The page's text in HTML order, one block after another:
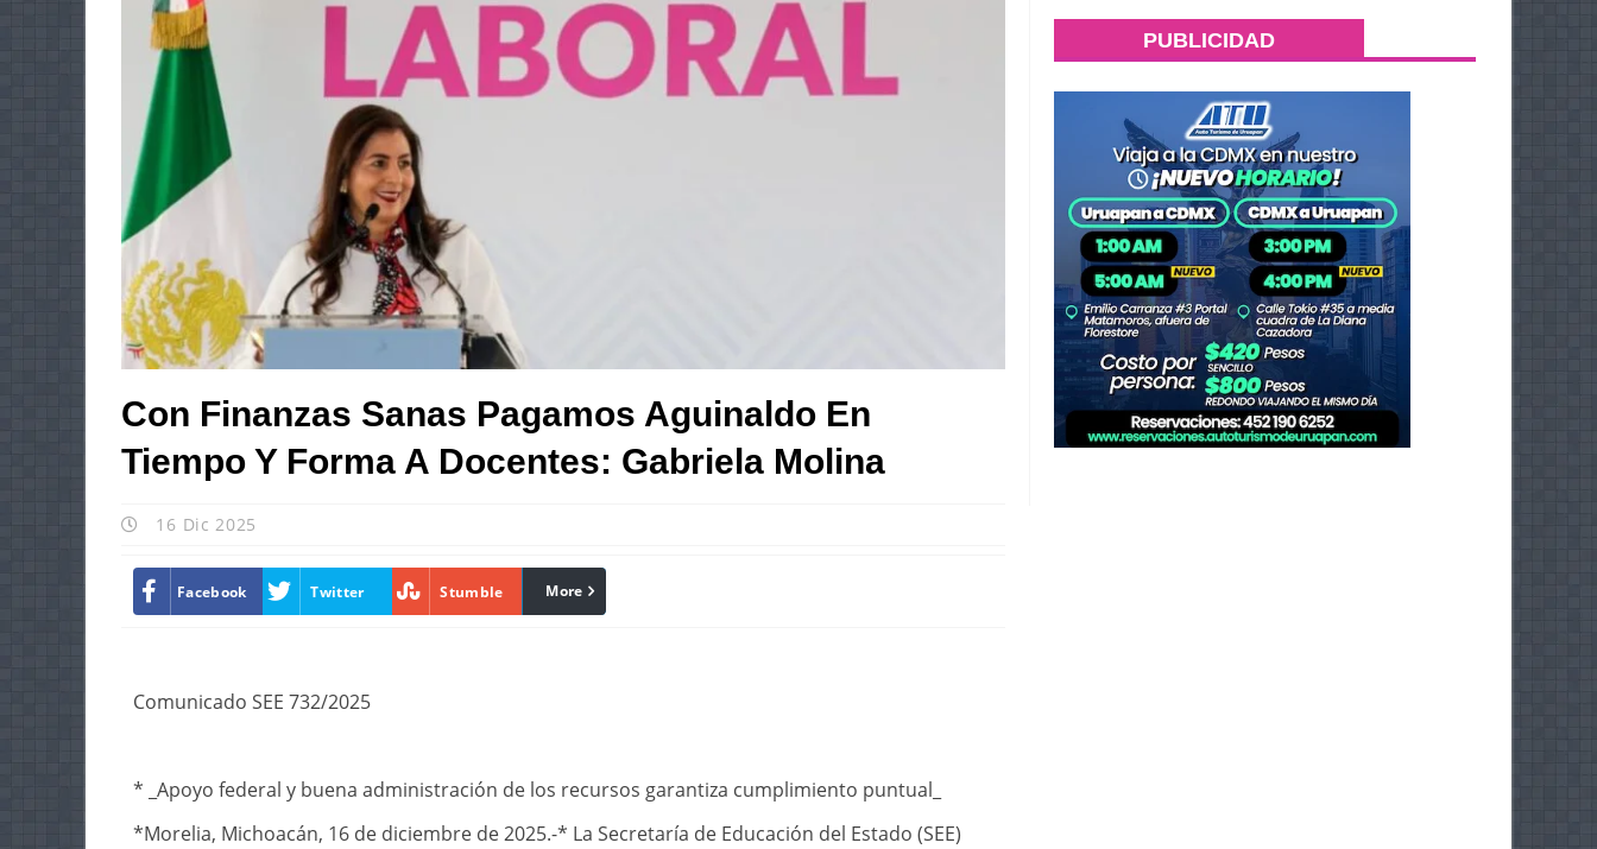
Con Finanzas Sanas Pagamos Aguinaldo En
Tiempo Y Forma A Docentes: Gabriela Molina
16 Dic 2025
Facebook Twitter Stumble linkedin
More
Comunicado SEE 732/2025
* _Apoyo federal y buena administración de los recursos garantiza cumplimiento puntual_
*Morelia, Michoacán, 16 de diciembre de 2025.-* La Secretaría de Educación del Estado (SEE)
PUBLICIDAD